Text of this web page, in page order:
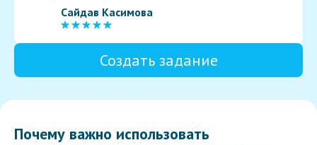
Сайдав Касимова
Создать задание
Почему важно использовать